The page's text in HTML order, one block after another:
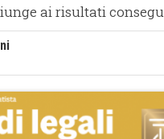
ai risultati